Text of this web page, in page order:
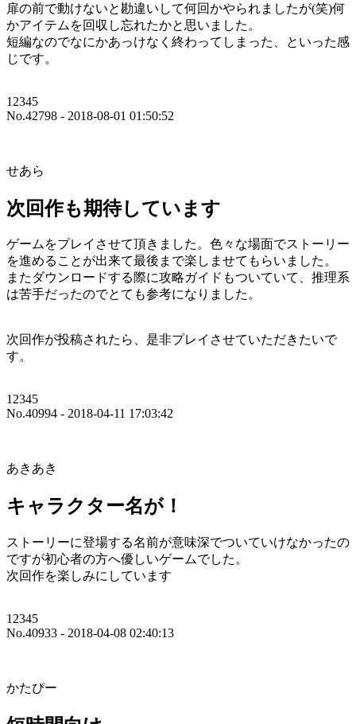
扉の前で動けないと勘違いして何回かやられましたが(笑)何
かアイテムを回収し忘れたかと思いました。
短編なのでなにかあっけなく終わってしまった、といった感
じです。
12345
No.42798 - 2018-08-01 01:50:52
せあら
次回作も期待しています
ゲームをプレイさせて頂きました。色々な場面でストーリー
を進めることが出来て最後まで楽しませてもらいました。
またダウンロードする際に攻略ガイドもついていて、推理系
は苦手だったのでとても参考になりました。
次回作が投稿されたら、是非プレイさせていただきたいで
す。
12345
No.40994 - 2018-04-11 17:03:42
あきあき
キャラクター名が！
ストーリーに登場する名前が意味深でついていけなかったの
ですが初心者の方へ優しいゲームでした。
次回作を楽しみにしています
12345
No.40933 - 2018-04-08 02:40:13
かたぴー